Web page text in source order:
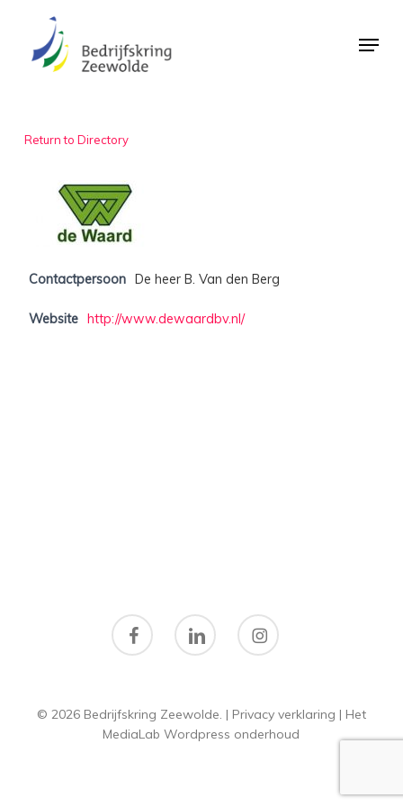
Menu
Return to Directory
Contactpersoon De heer B. Van den Berg
Website http://www.dewaardbv.nl/
facebook linkedin instagram
© 2026 Bedrijfskring Zeewolde. | Privacy verklaring | Het
MediaLab Wordpress onderhoud